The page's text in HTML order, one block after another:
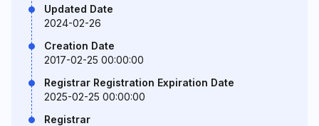
Updated Date
2024-02-26
Creation Date
2017-02-25 00:00:00
Registrar Registration Expiration Date
2025-02-25 00:00:00
Registrar